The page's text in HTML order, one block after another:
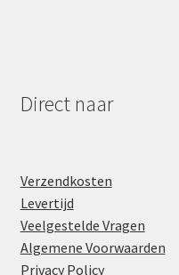
Direct naar
Verzendkosten
Levertijd
Veelgestelde Vragen
Algemene Voorwaarden
Privacy Policy